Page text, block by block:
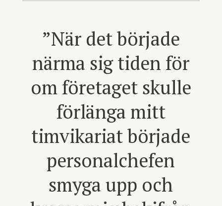
”När det började
närma sig tiden för
om företaget skulle
förlänga mitt
timvikariat började
personalchefen
smyga upp och